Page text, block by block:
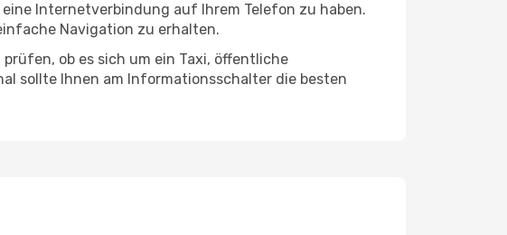
Internetverbindung auf Ihrem Telefon zu haben.
Navigation zu erhalten.
ob es sich um ein Taxi, öffentliche
sollte Ihnen am Informationsschalter die besten